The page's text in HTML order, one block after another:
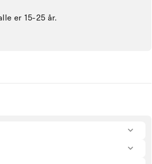
er 15-25 år.